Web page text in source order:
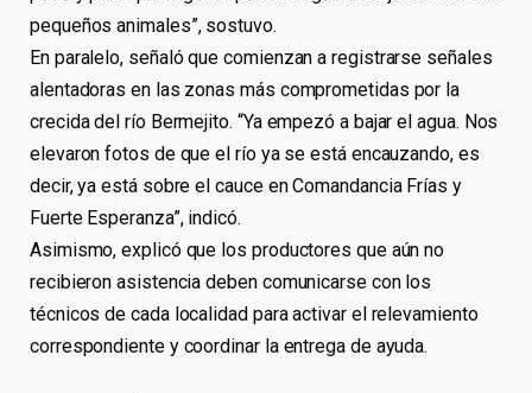
pequeños animales”, sostuvo.
En paralelo, señaló que comienzan a registrarse señales
alentadoras en las zonas más comprometidas por la
crecida del río Bermejito. “Ya empezó a bajar el agua. Nos
elevaron fotos de que el río ya se está encauzando, es
decir, ya está sobre el cauce en Comandancia Frías y
Fuerte Esperanza”, indicó.
Asimismo, explicó que los productores que aún no
recibieron asistencia deben comunicarse con los
técnicos de cada localidad para activar el relevamiento
correspondiente y coordinar la entrega de ayuda.